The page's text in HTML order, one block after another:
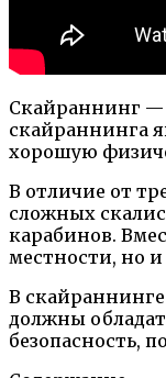
Скайраннинг —
скайраннинга
хорошую
В отличие от
сложных
карабинов.
местности, но
В
должны
безопасность,